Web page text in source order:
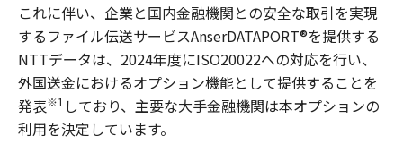
これに伴い、企業と国内金融機関との安全な取引を実現
するファイル伝送サービスAnserDATAPORT®を提供する
NTTデータは、2024年度にISO20022への対応を行い、
外国送金におけるオプション機能として提供することを
発表※1 しており、主要な大手金融機関は本オプションの
利用を決定しています。